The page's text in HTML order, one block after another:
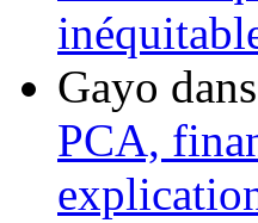
Gayo dans
PCA,